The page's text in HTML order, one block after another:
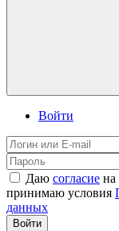
Войти
Даю согласие на
принимаю условия
данных
Войти